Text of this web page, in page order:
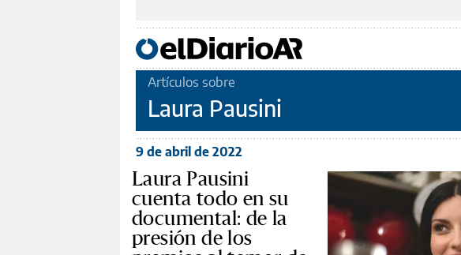
Artículos sobre
Laura Pausini
9 de abril de 2022
Laura Pausini
cuenta todo en su
documental: de la
presión de los